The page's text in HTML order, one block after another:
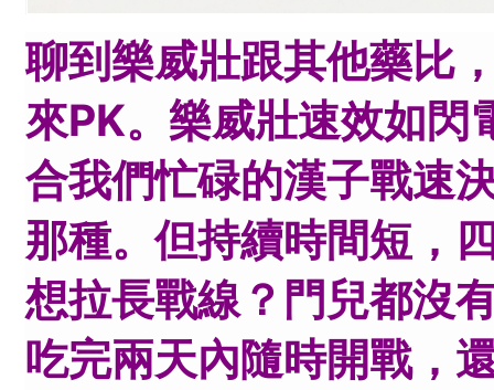
聊到樂威壯跟其他藥比
來PK。樂威壯速效如閃
合我們忙碌的漢子戰速
那種。但持續時間短，
想拉長戰線？門兒都沒
吃完兩天內隨時開戰，